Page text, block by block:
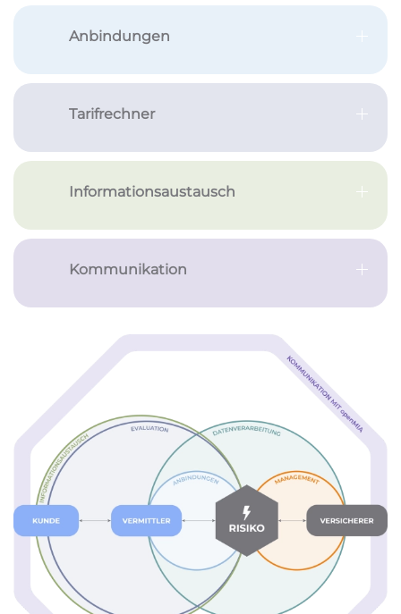
Anbindungen
Tarifrechner
Informationsaustausch
Kommunikation